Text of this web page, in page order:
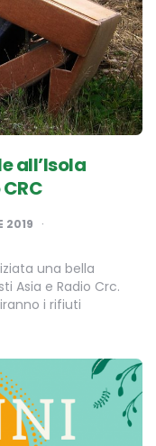
all’Isola
2019
una bella
Asia e Radio Crc.
i rifiuti